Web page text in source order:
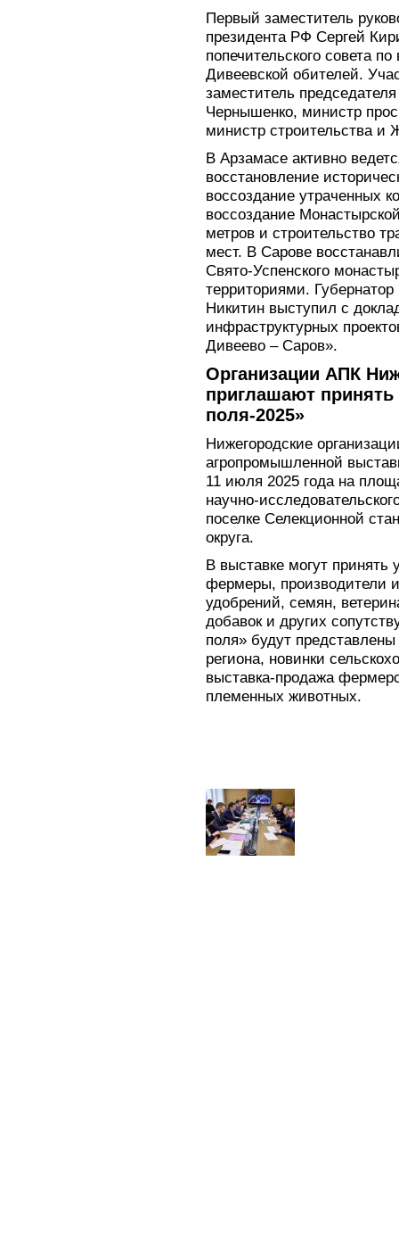
Первый заместитель
президента РФ Сергей
попечительского совета
Дивеевской обителей.
заместитель
Чернышенко, министр
министр строительства
В Арзамасе активно
восстановление
воссоздание утраченных
воссоздание
метров и строительство
мест. В Сарове
Свято-Успенского
территориями.
Никитин выступил с
инфраструктурных
Дивеево – Саров».
Организации АПК
приглашают принять
поля-2025»
Нижегородские
агропромышленной
11 июля 2025 года на
научно-
поселке Селекционной
округа.
В выставке могут принять
фермеры, производители
удобрений, семян,
добавок и других
поля» будут
региона, новинки
выставка-продажа
племенных животных.